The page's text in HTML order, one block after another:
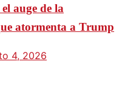
auge de la
atormenta a Trump
4, 2026